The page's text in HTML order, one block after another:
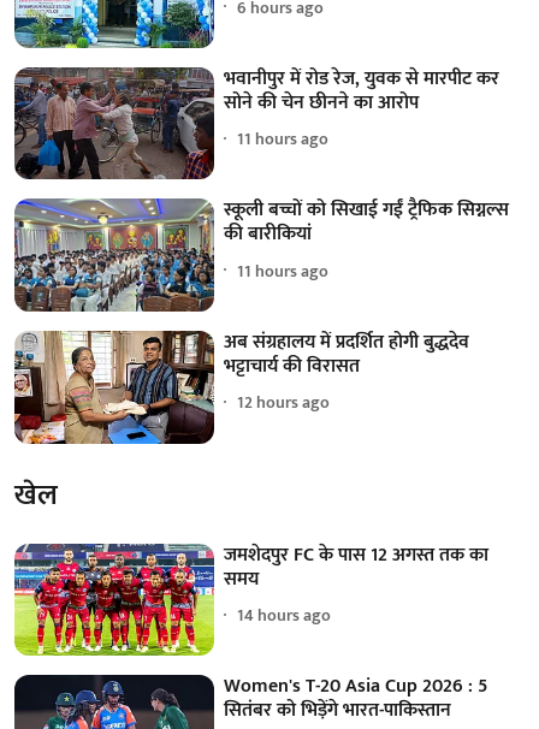
6 hours ago
भवानीपुर में रोड रेज, युवक से मारपीट कर
सोने की चेन छीनने का आरोप
11 hours ago
स्कूली बच्चों को सिखाई गईं ट्रैफिक सिग्नल्स
की बारीकियां
11 hours ago
अब संग्रहालय में प्रदर्शित होगी बुद्धदेव
भट्टाचार्य की विरासत
12 hours ago
खेल
जमशेदपुर FC के पास 12 अगस्त तक का
समय
14 hours ago
Women's T-20 Asia Cup 2026 : 5
सितंबर को भिड़ेंगे भारत-पाकिस्तान